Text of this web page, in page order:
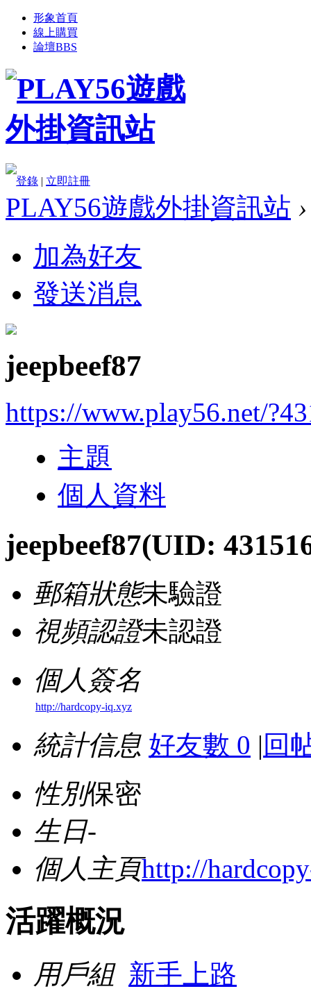
形象首頁
線上購買
論壇BBS
登錄 | 立即註冊
PLAY56遊戲外掛資訊站 ›
加為好友
發送消息
jeepbeef87
https://www.play56.net/
主題
個人資料
jeepbeef87(UID:
郵箱狀態未驗證
視頻認證未認證
個人簽名
http://hardcopy-iq.xyz
統計信息 好友數 0 | 回
性別保密
生日-
個人主頁http://
活躍概況
用戶組 新手上路